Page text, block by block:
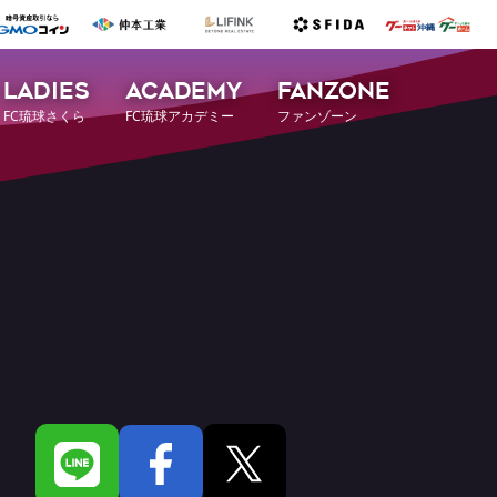
LADIES
FC琉球さくら
ACADEMY
FC琉球アカデミー
FANZONE
ファンゾーン